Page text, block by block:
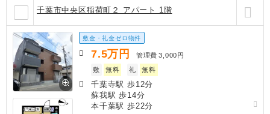
千葉市中央区稲荷町２ アパート 1階
敷金・礼金ゼロ物件
7.5万円 管理費 3,000円
敷
無料 礼 無料
千葉寺駅 歩12分
蘇我駅 歩14分
本千葉駅 歩22分